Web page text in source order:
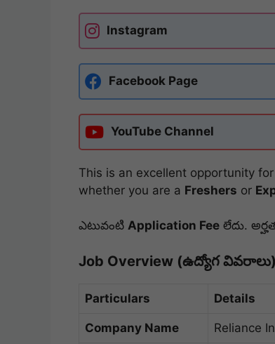
Instagram
Facebook Page
YouTube Channel
This is an excellent opportunity
whether you are a Freshers or
ఎటువంటి Application Fee లేదు.
Job Overview (ఉద్యోగ
Particulars Details
Company Name Reliance